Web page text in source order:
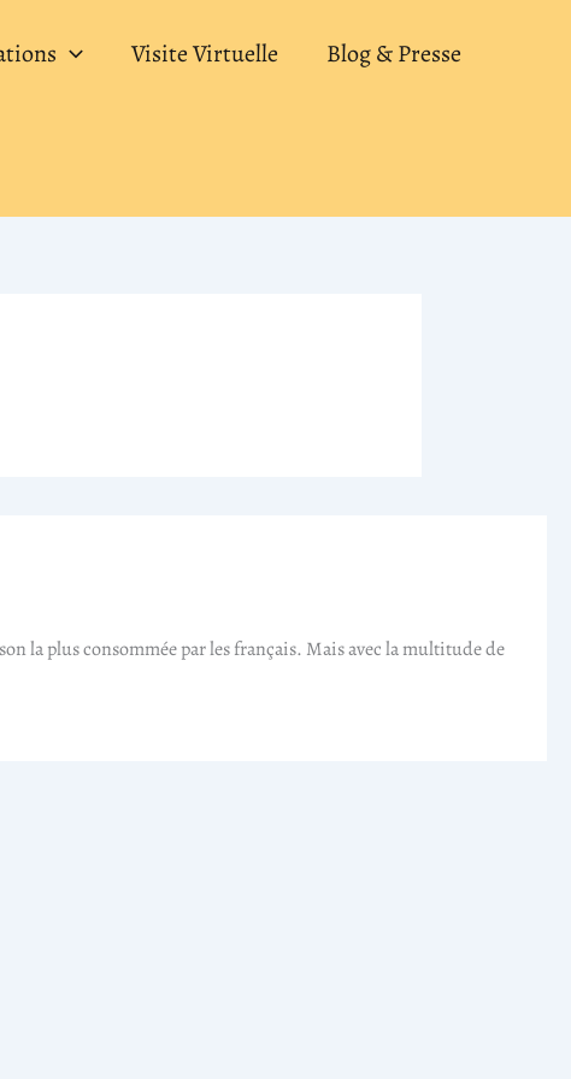
Visite Virtuelle Blog & Presse
la plus consommée par les français. Mais avec la multitude de